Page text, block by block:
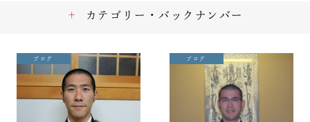
ブログ ブログ
カテゴリー・バックナンバー